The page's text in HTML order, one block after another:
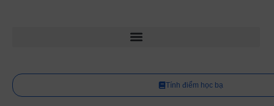
Tính điểm học bạ